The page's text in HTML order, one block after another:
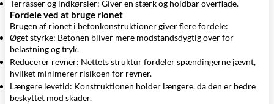
Terrasser og indkørsler: Giver en stærk og holdbar overflade.
Fordele ved at bruge rionet
Brugen af rionet i betonkonstruktioner giver flere fordele:
Øget styrke: Betonen bliver mere modstandsdygtig over for
belastning og tryk.
Reducerer revner: Nettets struktur fordeler spændingerne jævnt,
hvilket minimerer risikoen for revner.
Længere levetid: Konstruktionen holder længere, da den er bedre
beskyttet mod skader.